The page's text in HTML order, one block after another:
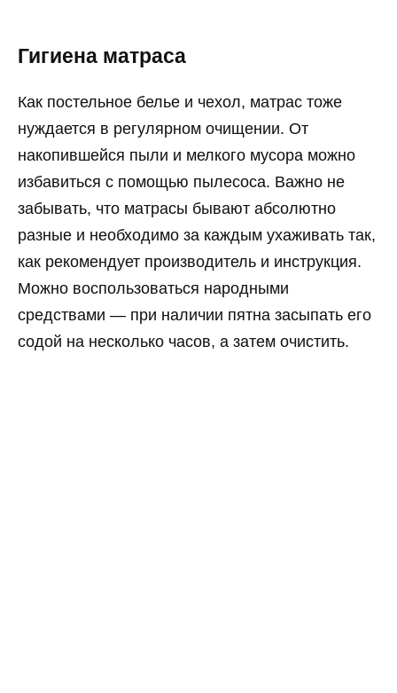
Гигиена матраса
Как постельное белье и чехол, матрас тоже
нуждается в регулярном очищении. От
накопившейся пыли и мелкого мусора можно
избавиться с помощью пылесоса. Важно не
забывать, что матрасы бывают абсолютно
разные и необходимо за каждым ухаживать так,
как рекомендует производитель и инструкция.
Можно воспользоваться народными
средствами — при наличии пятна засыпать его
содой на несколько часов, а затем очистить.